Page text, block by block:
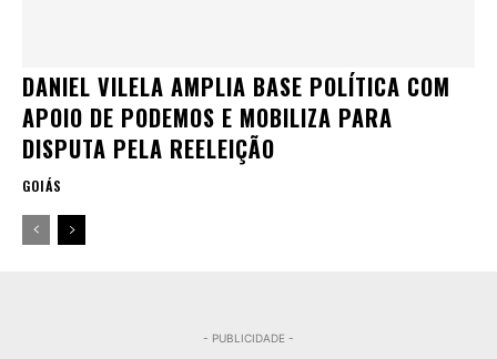
DANIEL VILELA AMPLIA BASE POLÍTICA COM
APOIO DE PODEMOS E MOBILIZA PARA
DISPUTA PELA REELEIÇÃO
GOIÁS
- PUBLICIDADE -